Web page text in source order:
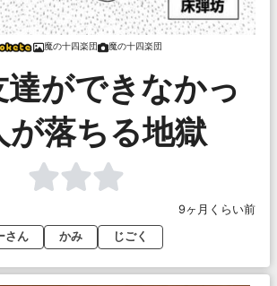
魔の十四楽団 魔の十四楽団
ができなかっ
が落ちる地獄
9ヶ月くらい前
さん
かみ じごく